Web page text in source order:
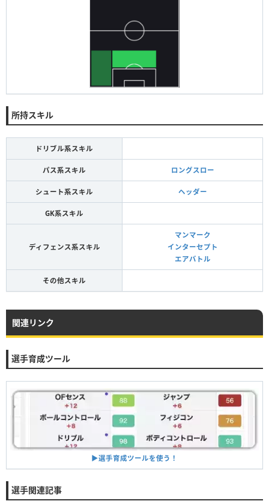
所持スキル
ドリブル系スキル
パス系スキル ロングスロー
シュート系スキル ヘッダー
GK系スキル
ディフェンス系スキル
マンマーク
インターセプト
エアバトル
その他スキル
関連リンク
選手育成ツール
▶︎選手育成ツールを使う！
選手関連記事